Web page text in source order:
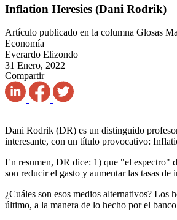
Inflation Heresies (Dani Rodrik)
Artículo publicado en la columna Glosas
Economía
Everardo Elizondo
31 Enero, 2022
Compartir
Dani Rodrik (DR) es un distinguido
interesante, con un título provocativo:
En resumen, DR dice: 1) que "el espectro"
son reducir el gasto y aumentar las tasas de
¿Cuáles son esos medios alternativos? Los
último, a la manera de lo hecho por el